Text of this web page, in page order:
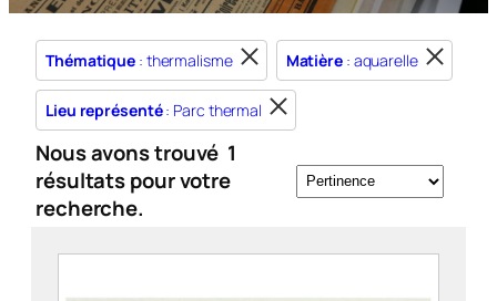
Thématique : thermalisme Matière: aquarelle
Lieu représenté: Parc thermal
Nous avons trouvé 1
résultats pour votre
recherche.